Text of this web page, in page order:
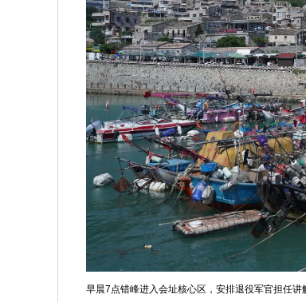
早晨7点错峰进入会址核心区，安排退役军官担任